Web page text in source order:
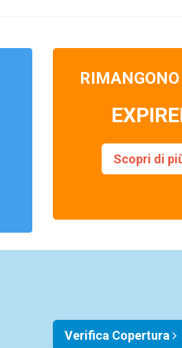
RIMANGONO
Scopri di
Verifica Copertura